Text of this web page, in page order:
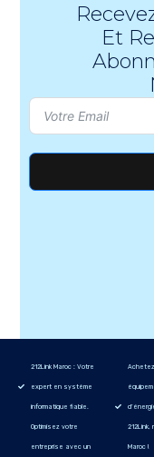
Et
212Link Maroc : Votre
expert en système
informatique fiable.
Optimisez votre
entreprise avec un Maroc !